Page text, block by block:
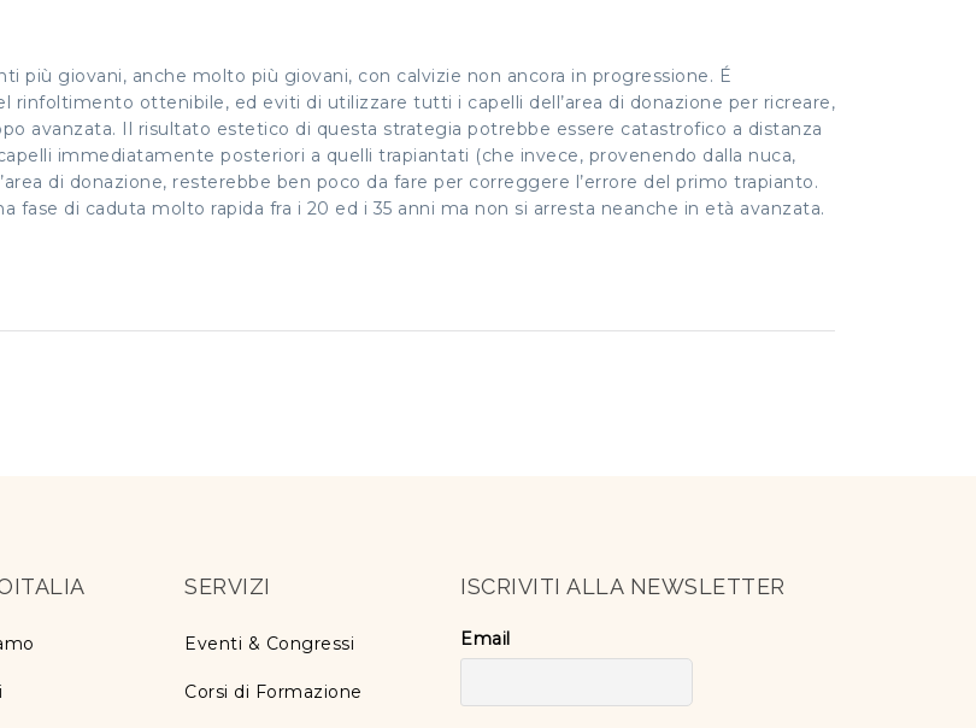
più giovani, anche molto più giovani, con calvizie non ancora in progressione. É
ottenibile, ed eviti di utilizzare tutti i capelli dell’area di donazione per ricreare,
avanzata. Il risultato estetico di questa strategia potrebbe essere catastrofico a distanza
immediatamente posteriori a quelli trapiantati (che invece, provenendo dalla nuca,
di donazione, resterebbe ben poco da fare per correggere l’errore del primo trapianto.
fase di caduta molto rapida fra i 20 ed i 35 anni ma non si arresta neanche in età avanzata.
SERVIZI
Eventi & Congressi
Corsi di Formazione
ISCRIVITI ALLA NEWSLETTER
Email